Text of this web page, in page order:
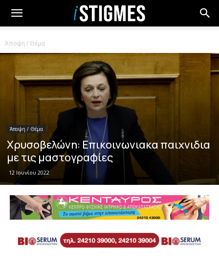
Άποψη / Θέμα
Άποψη / Θέμα
Χρυσοβελώνη: Επικοινωνιακα παιχνιδια
με τις μαστογραφίες
12 Ιουνίου 2022